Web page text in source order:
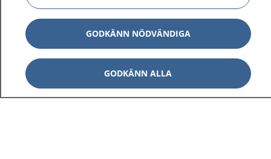
1177 på flera språk Visa
Visa
GODKÄNN NÖDVÄNDIGA
GODKÄNN ALLA